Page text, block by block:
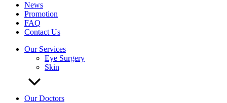
News
Promotion
FAQ
Contact Us
Our Services
Eye Surgery
Skin
Our Doctors